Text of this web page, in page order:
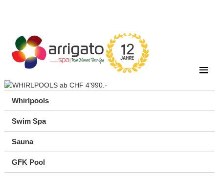
Whirlpools
Swim Spa
Sauna
GFK Pool